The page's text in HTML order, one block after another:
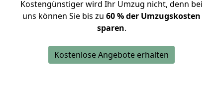
Kostengünstiger wird Ihr Umzug nicht, denn bei
uns können Sie bis zu 60 % der Umzugskosten
sparen.
Kostenlose Angebote erhalten